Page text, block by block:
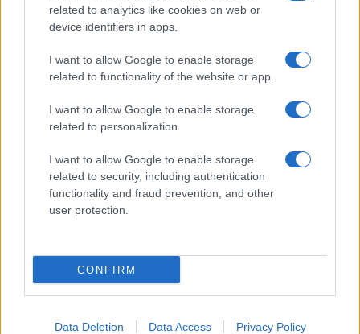
related to analytics like cookies on web or
device identifiers in apps.
I want to allow Google to enable storage
related to functionality of the website or app.
I want to allow Google to enable storage
related to personalization.
I want to allow Google to enable storage
related to security, including authentication
functionality and fraud prevention, and other
user protection.
CONFIRM
Data Deletion Data Access Privacy Policy
Scaleup Europe Fund: 5 milliards d’euros pour financer
l’hypercroissance des entreprises européennes
Thomas Lefevre · 6 Août 2026